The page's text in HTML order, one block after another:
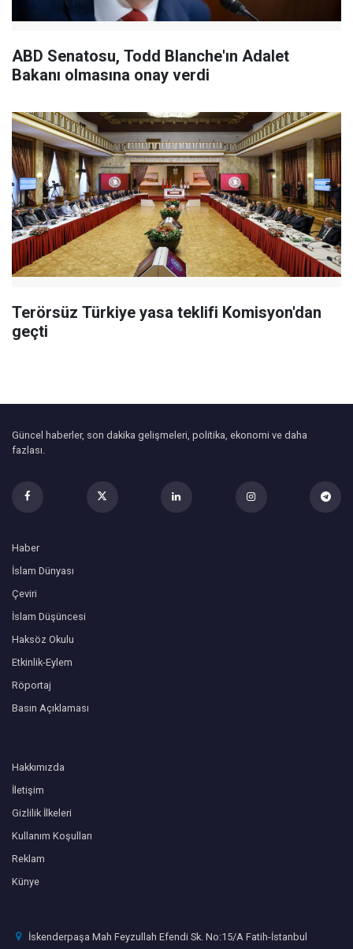
ABD Senatosu, Todd Blanche'ın Adalet
Bakanı olmasına onay verdi
Terörsüz Türkiye yasa teklifi Komisyon'dan
geçti
Güncel haberler, son dakika gelişmeleri, politika, ekonomi ve daha
fazlası.
Haber
İslam Dünyası
Çeviri
İslam Düşüncesi
Haksöz Okulu
Etkinlik-Eylem
Röportaj
Basın Açıklaması
Hakkımızda
İletişim
Gizlilik İlkeleri
Kullanım Koşulları
Reklam
Künye
İskenderpaşa Mah Feyzullah Efendi Sk. No:15/A Fatih-İstanbul